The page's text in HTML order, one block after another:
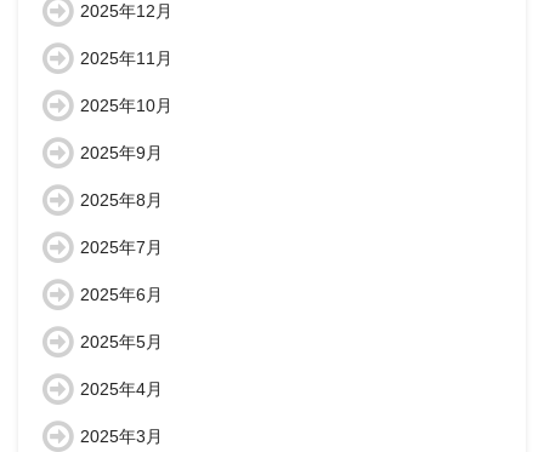
2025年12月
2025年11月
2025年10月
2025年9月
2025年8月
2025年7月
2025年6月
2025年5月
2025年4月
2025年3月